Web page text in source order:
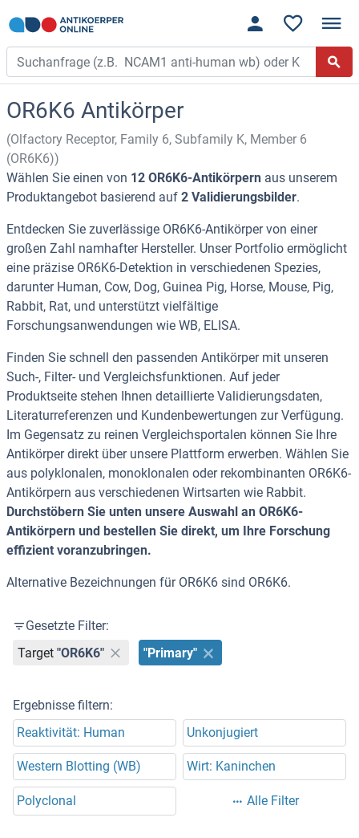
OR6K6 Antikörper
(Olfactory Receptor, Family 6, Subfamily K, Member 6
(OR6K6))
Wählen Sie einen von 12 OR6K6-Antikörpern aus unserem
Produktangebot basierend auf 2 Validierungsbilder.
Entdecken Sie zuverlässige OR6K6-Antikörper von einer
großen Zahl namhafter Hersteller. Unser Portfolio ermöglicht
eine präzise OR6K6-Detektion in verschiedenen Spezies,
darunter Human, Cow, Dog, Guinea Pig, Horse, Mouse, Pig,
Rabbit, Rat, und unterstützt vielfältige
Forschungsanwendungen wie WB, ELISA.
Finden Sie schnell den passenden Antikörper mit unseren
Such-, Filter- und Vergleichsfunktionen. Auf jeder
Produktseite stehen Ihnen detaillierte Validierungsdaten,
Literaturreferenzen und Kundenbewertungen zur Verfügung.
Im Gegensatz zu reinen Vergleichsportalen können Sie Ihre
Antikörper direkt über unsere Plattform erwerben. Wählen Sie
aus polyklonalen, monoklonalen oder rekombinanten OR6K6-
Antikörpern aus verschiedenen Wirtsarten wie Rabbit.
Durchstöbern Sie unten unsere Auswahl an OR6K6-
Antikörpern und bestellen Sie direkt, um Ihre Forschung
effizient voranzubringen.
Alternative Bezeichnungen für OR6K6 sind OR6K6.
Gesetzte Filter:
Target "OR6K6" "Primary"
Ergebnisse filtern:
Reaktivität: Human
Unkonjugiert
Western Blotting (WB) Wirt: Kaninchen
Polyclonal Alle Filter